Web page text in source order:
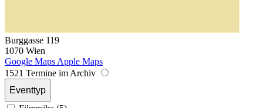
Burggasse 119
1070 Wien
Google Maps Apple Maps
1521 Termine im Archiv
Eventtyp